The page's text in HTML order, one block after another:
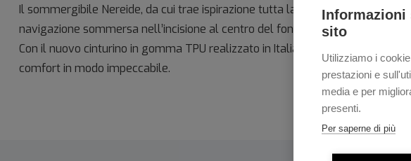
Informazioni
sito
Utilizziamo i
prestazioni e
media e per
presenti.
Per saperne di più
Il sommergibile Nereide, da cui trae ispirazione tutta la collezione, è
navigazione sommersa nell’incisione al centro del fondello.
Con il nuovo cinturino in gomma TPU realizzato in Italia, questo orologio
comfort in modo impeccabile.